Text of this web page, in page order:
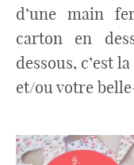
d’une main
carton en
dessous, c’est
et/ou votre